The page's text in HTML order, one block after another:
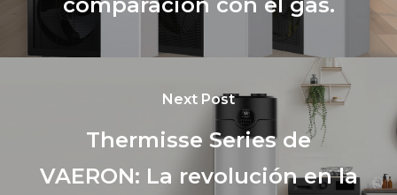
Next Post
Thermisse Series de
VAERON: La revolución en la